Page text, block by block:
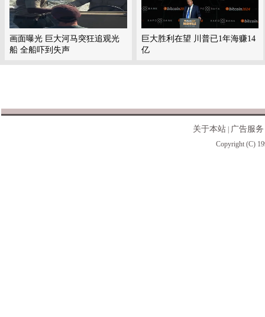
画面曝光 巨大河马突狂追观光
船 全船吓到失声
巨大胜利在望 川普已1年海赚14
亿
关于本站 广告服务
Copyright (C)